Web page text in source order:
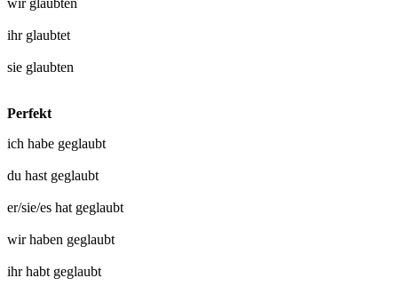
ihr glaubtet
sie glaubten
Perfekt
ich habe geglaubt
du hast geglaubt
er/sie/es hat geglaubt
wir haben geglaubt
ihr habt geglaubt